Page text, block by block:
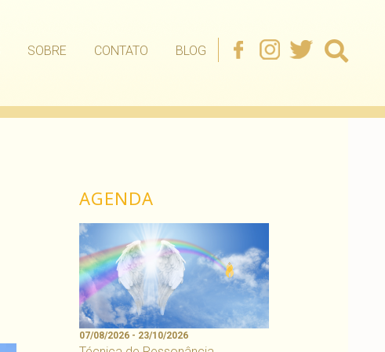
SOBRE CONTATO BLOG
AGENDA
07/08/2026 - 23/10/2026